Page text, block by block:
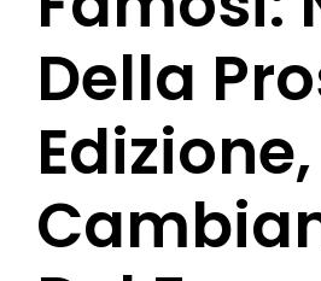
Della
Edizione,